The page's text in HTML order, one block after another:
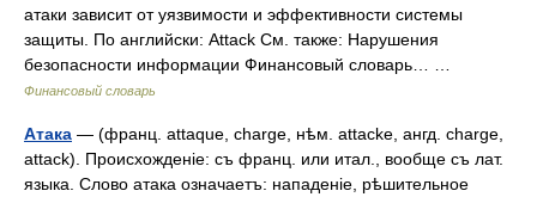
атаки зависит от уязвимости и эффективности системы
защиты. По английски: Attack См. также: Нарушения
безопасности информации Финансовый словарь… …
Финансовый словарь
Атака — (франц. attaque, charge, нѣм. attacke, ангд. charge,
attack). Происхожденіе: съ франц. или итал., вообще съ лат.
языка. Слово атака означаетъ: нападеніе, рѣшительное